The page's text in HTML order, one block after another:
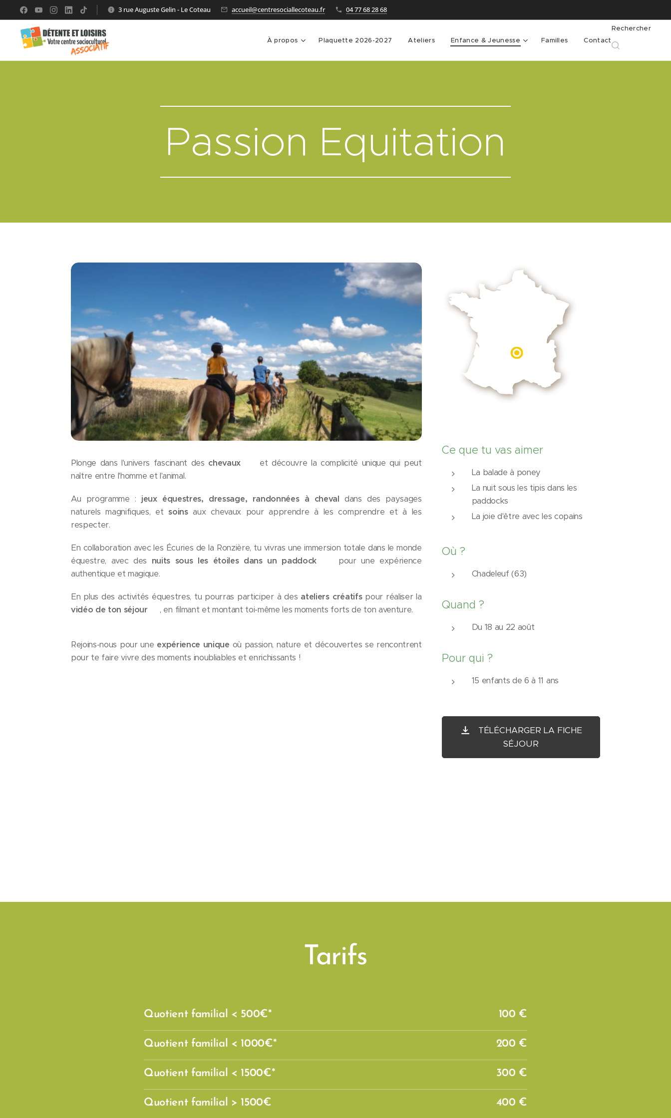
3 rue Auguste Gelin - Le Coteau accueil@centresociallecoteau.fr 04 77 68 28 68
À propos Plaquette 2026-2027 Ateliers Enfance & Jeunesse Familles Contact
Rechercher
Passion Equitation
Plonge dans l'univers fascinant des chevaux
et découvre la complicité unique qui peut
naître entre l'homme et l'animal.
Au programme : jeux équestres, dressage, randonnées à cheval dans des paysages
naturels magnifiques, etsoinsaux chevaux pour apprendre à les comprendre et à les
respecter.
En collaboration avec les Écuries de la Ronzière, tu vivras une immersion totale dans le monde
équestre, avec des nuits sous les étoiles dans un paddock 🌟 pour une expérience
authentique et magique.
En plus des activités équestres, tu pourras participer à des ateliers créatifspour réaliser la
vidéo de ton séjour
, en filmant et montant toi-même les moments forts de ton aventure.
Rejoins-nous pour une expérience unique où passion, nature et découvertes se rencontrent
pour te faire vivre des moments inoubliables et enrichissants !
Ce que tu vas aimer😍
La balade à poney
La nuit sous les tipis dans les
paddocks
La joie d'être avec les copains
Où ?
Chadeleuf (63) 📍
Quand ?
Du 18 au 22 août 📅
Pour qui ?
15 enfants de 6 à 11 ans 👨‍🦱👩‍🦰
TÉLÉCHARGER LA FICHE
SÉJOUR
Tarifs
Quotient familial < 500€* 100 €
Quotient familial < 1000€* 200 €
Quotient familial < 1500€* 300 €
Quotient familial > 1500€ 400 €